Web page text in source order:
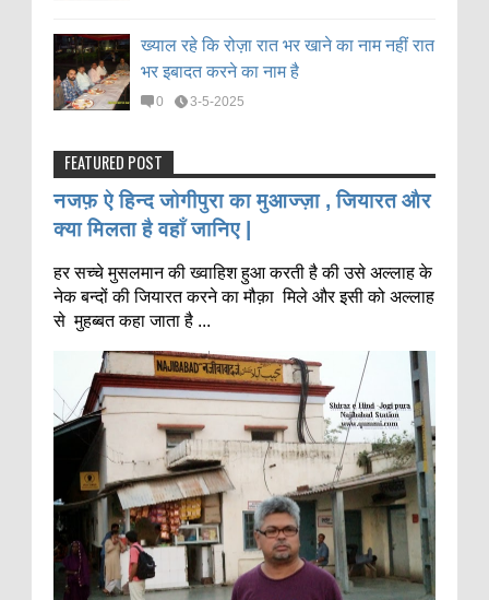
ख्याल रहे कि रोज़ा रात भर खाने का नाम नहीं रात
भर इबादत करने का नाम है
0 3-5-2025
FEATURED POST
नजफ़ ऐ हिन्द जोगीपुरा का मुआज्ज़ा , जियारत और
क्या मिलता है वहाँ जानिए |
हर सच्चे मुसलमान की ख्वाहिश हुआ करती है की उसे अल्लाह के
नेक बन्दों की जियारत करने का मौक़ा मिले और इसी को अल्लाह
से मुहब्बत कहा जाता है ...